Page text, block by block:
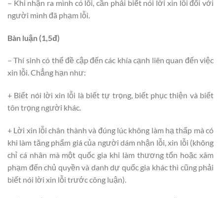
– Khi nhận ra mình có lỗi, cần phải biết nói lời xin lỗi đối với
người mình đã phạm lỗi.
Bàn luận (1,5đ)
– Thí sinh có thể đề cập đến các khía cạnh liên quan đến việc
xin lỗi. Chẳng hạn như:
+ Biết nói lời xin lỗi là biết tự trọng, biết phục thiện và biết
tôn trọng người khác.
+ Lời xin lỗi chân thành và đúng lúc không làm hạ thấp mà có
khi làm tăng phẩm giá của người dám nhận lỗi, xin lỗi (không
chỉ cá nhân mà một quốc gia khi làm thương tổn hoặc xâm
phạm đến chủ quyền và danh dự quốc gia khác thì cũng phải
biết nói lời xin lỗi trước công luận).